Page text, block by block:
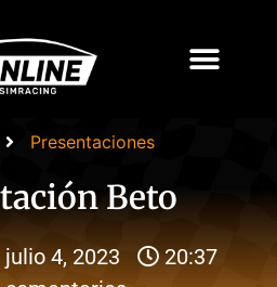
Presentaciones
Beto
julio 4, 2023
20:37